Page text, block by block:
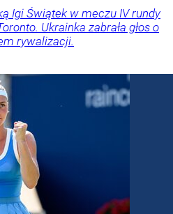
Igi Świątek w meczu IV rundy
Ukrainka zabrała głos o
rywalizacji.